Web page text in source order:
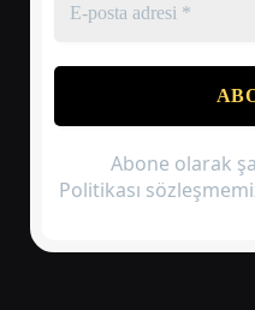
Abone olarak
Politikası